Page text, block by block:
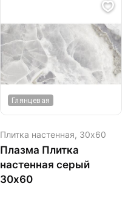
Глянцевая
Плитка настенная, 30х60
Плазма Плитка
настенная серый
30х60